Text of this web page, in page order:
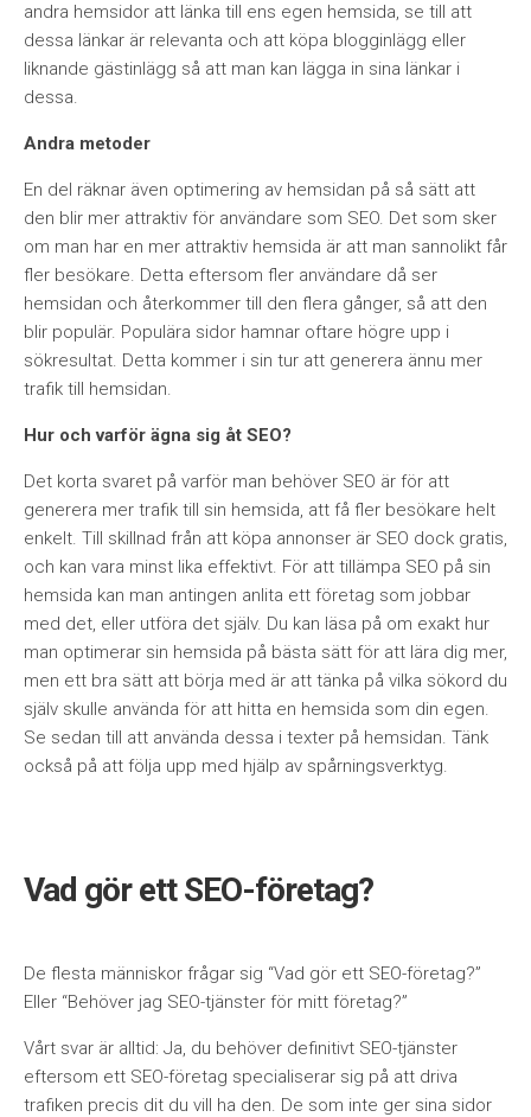
andra hemsidor att länka till ens egen hemsida, se till att
dessa länkar är relevanta och att köpa blogginlägg eller
liknande gästinlägg så att man kan lägga in sina länkar i
dessa.
Andra metoder
En del räknar även optimering av hemsidan på så sätt att
den blir mer attraktiv för användare som SEO. Det som sker
om man har en mer attraktiv hemsida är att man sannolikt får
fler besökare. Detta eftersom fler användare då ser
hemsidan och återkommer till den flera gånger, så att den
blir populär. Populära sidor hamnar oftare högre upp i
sökresultat. Detta kommer i sin tur att generera ännu mer
trafik till hemsidan.
Hur och varför ägna sig åt SEO?
Det korta svaret på varför man behöver SEO är för att
generera mer trafik till sin hemsida, att få fler besökare helt
enkelt. Till skillnad från att köpa annonser är SEO dock gratis,
och kan vara minst lika effektivt. För att tillämpa SEO på sin
hemsida kan man antingen anlita ett företag som jobbar
med det, eller utföra det själv. Du kan läsa på om exakt hur
man optimerar sin hemsida på bästa sätt för att lära dig mer,
men ett bra sätt att börja med är att tänka på vilka sökord du
själv skulle använda för att hitta en hemsida som din egen.
Se sedan till att använda dessa i texter på hemsidan. Tänk
också på att följa upp med hjälp av spårningsverktyg.
Vad gör ett SEO-företag?
De flesta människor frågar sig “Vad gör ett SEO-företag?”
Eller “Behöver jag SEO-tjänster för mitt företag?”
Vårt svar är alltid: Ja, du behöver definitivt SEO-tjänster
eftersom ett SEO-företag specialiserar sig på att driva
trafiken precis dit du vill ha den. De som inte ger sina sidor